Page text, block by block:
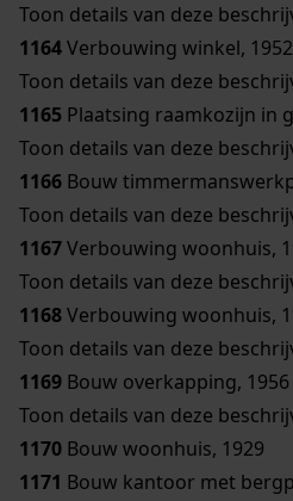
Toon details van deze
1164Verbouwing winkel, 1952
Toon details van deze
1165 Plaatsing raamkozijn in
Toon details van deze
1166 Bouw
Toon details van deze
1167Verbouwing woonhuis,
Toon details van deze
1168Verbouwing woonhuis,
Toon details van deze
1169 Bouw overkapping, 1956
Toon details van deze
1170 Bouw woonhuis, 1929
1171 Bouw kantoor met